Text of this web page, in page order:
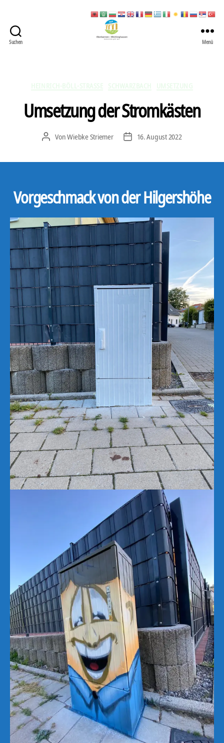
Suchen Menü
Umsetzung der Stromkästen
Beitragsautor
VonWiebke Striemer Veröffentlichungsdatum
16. August 2022
Vorgeschmack von der Hilgershöhe